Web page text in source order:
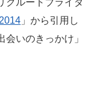
クルートブライダ
」から引用し
いのきっかけ」